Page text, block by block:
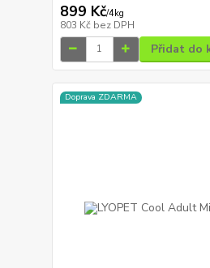
899 Kč/4kg
803 Kč bez DPH
Přidat do
Doprava ZDARMA